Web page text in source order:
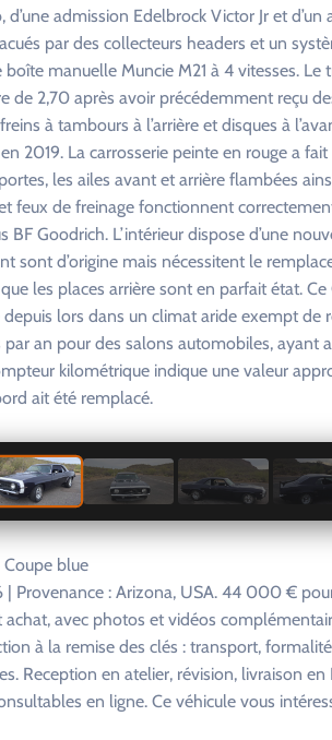
admission Edelbrock Victor Jr et
par des collecteurs headers et un
manuelle Muncie M21 à 4 vitesses.
de 2,70 après avoir précédemment reçu
à tambours à l’arrière et disques à
2019. La carrosserie peinte en rouge a
les ailes avant et arrière flambées
feux de freinage fonctionnent
BF Goodrich. L’intérieur dispose d’une
sont d’origine mais nécessitent le
les places arrière sont en parfait état.
lors dans un climat aride exempt de
an pour des salons automobiles,
kilométrique indique une valeur
ait été remplacé.
blue
Provenance : Arizona, USA. 44 000 €
avec photos et vidéos
à la remise des clés : transport,
Reception en atelier, révision, livraison en
en ligne. Ce véhicule vous